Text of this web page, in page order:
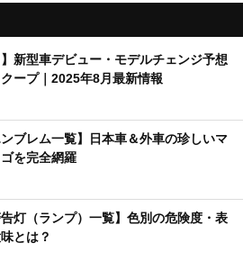
】新型車デビュー・モデルチェンジ予想
ープ｜2025年8月最新情報
ンブレム一覧】日本車＆外車の珍しいマ
を完全網羅
告灯（ランプ）一覧】色別の危険度・表
とは？